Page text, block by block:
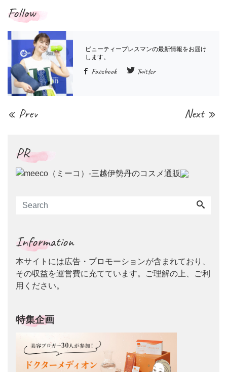
Follow
Facebook Twitter
« Prev Next »
PR
Information
本サイトには広告・プロモーションが含まれており、
その収益を運営費に充てています。ご理解の上、ご利
用ください。
特集企画